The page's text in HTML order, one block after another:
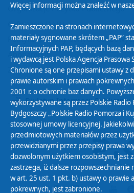
Organizacje Pożytku Publicznego
Cyfryzacja DAB+
Polityka ochrony danych
Abonament
Zamówienia publiczne
Biuletyn Informacji Publicznej
Więcej informacji można znaleźć w
Zamieszczone na stronach
materiały sygnowane skrótem „PAP”
Informacyjnych PAP, będących bazą
i wydawcą jest Polska Agencja Prasowa
Chronione są one przepisami ustawy z
prawie autorskim i prawach
2001 r. o ochronie baz danych.
wykorzystywane są przez Polskie Radio
Bydgoszczy „Polskie Radio Pomorza i
stosownej umowy licencyjnej.
przedmiotowych materiałów przez
przewidzianymi przez przepisy prawa
dozwolonym użytkiem osobistym, jest
zastrzega, iż dalsze rozpowszechnianie
w art. 25 ust. 1 pkt. b) ustawy o prawie
pokrewnych, jest zabronione.